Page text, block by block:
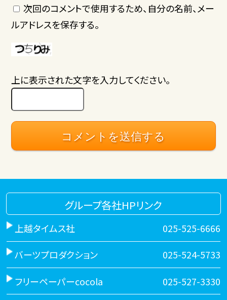
次回のコメントで使用するため、自分の名前、メー
ルアドレスを保存する。
上に表示された文字を入力してください。
グループ各社HPリンク
上越タイムス社 025-525-6666
バーツプロダクション 025-524-5733
フリーペーパーcocola 025-527-3330